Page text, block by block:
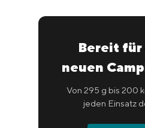
Bereit für
neuen
Von 295 g bis 200
jeden Einsatz